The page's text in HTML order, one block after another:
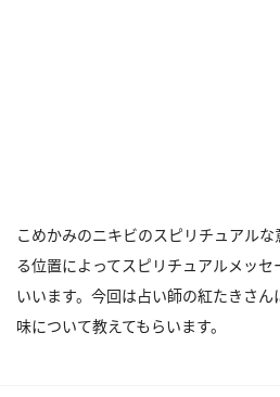
こめかみのニキビのスピリチュアル
る位置によってスピリチュアルメッ
いいます。今回は占い師の紅たきさ
味について教えてもらいます。